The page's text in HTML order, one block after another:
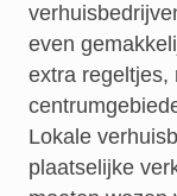
even
extra regeltjes,
Lokale
plaatselijke